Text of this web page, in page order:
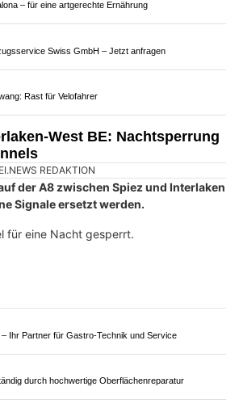
REDAKTION
Ost und Brienz wurde in den
saniert.
Betriebs- und Sicherheitsausrüstung
ersten Betriebsmonate mit den neuen
es zu weiteren Nachtsperrungen.
Dadurch kommt es zu kurzen